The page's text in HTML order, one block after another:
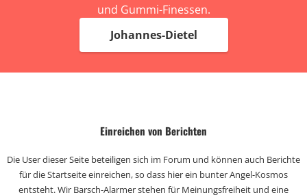
und Gummi-Finessen.
Johannes-Dietel
Einreichen von Berichten
Die User dieser Seite beteiligen sich im Forum und können auch Berichte
für die Startseite einreichen, so dass hier ein bunter Angel-Kosmos
entsteht. Wir Barsch-Alarmer stehen für Meinungsfreiheit und eine